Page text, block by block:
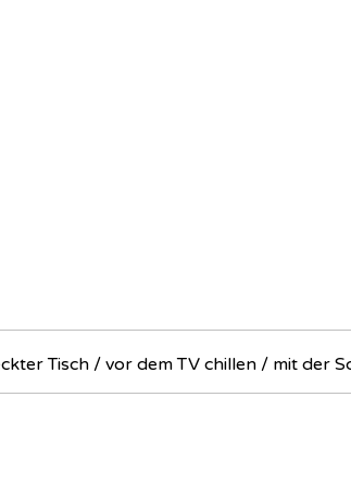
Tisch / vor dem TV chillen / mit der